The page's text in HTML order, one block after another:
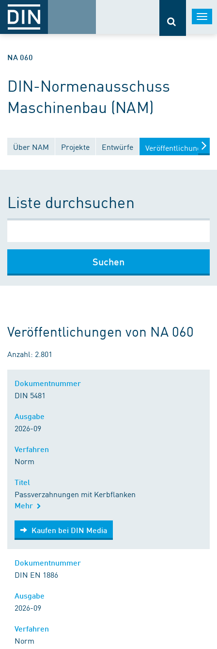
NA 060
DIN-Normenausschuss
Maschinenbau (NAM)
Über NAM Projekte Entwürfe Veröffentlichungen
Liste durchsuchen
Suchen
Veröffentlichungen von NA 060
Anzahl: 2.801
DIN 5481
2026-09
Norm
Passverzahnungen mit Kerbflanken
Mehr
Kaufen bei DIN Media
Kaufen bei DIN Media
DIN EN 1886
2026-09
Norm